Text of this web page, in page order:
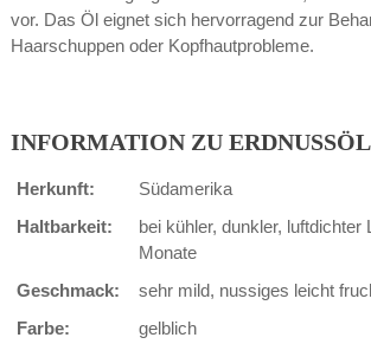
vor. Das Öl eignet sich hervorragend zur
Haarschuppen oder Kopfhautprobleme.
INFORMATION ZU ERDNUSSÖL
Herkunft:
Südamerika
Haltbarkeit:
bei kühler, dunkler, luftdichter
Monate
Geschmack:
sehr mild, nussiges leicht
Farbe:
gelblich